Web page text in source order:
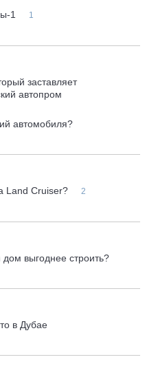
1 1
заставляет
автопром
автомобиля?
Land Cruiser?
2
выгоднее строить?
в Дубае